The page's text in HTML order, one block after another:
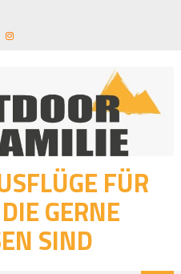
FÜR
GERNE
SIND